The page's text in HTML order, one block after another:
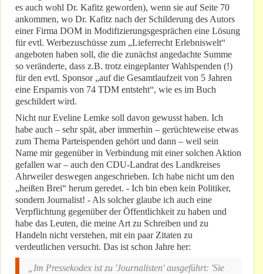
es auch wohl Dr. Kafitz geworden), wenn sie auf Seite 70
ankommen, wo Dr. Kafitz nach der Schilderung des Autors
einer Firma DOM in Modifizierungsgesprächen eine Lösung
für evtl. Werbezuschüsse zum „Lieferrecht Erlebniswelt“
angeboten haben soll, die die zunächst angedachte Summe
so veränderte, dass z.B. trotz eingeplanter Wahlspenden (!)
für den evtl. Sponsor „auf die Gesamtlaufzeit von 5 Jahren
eine Ersparnis von 74 TDM entsteht“, wie es im Buch
geschildert wird.
Nicht nur Eveline Lemke soll davon gewusst haben. Ich
habe auch – sehr spät, aber immerhin – gerüchteweise etwas
zum Thema Parteispenden gehört und dann – weil sein
Name mir gegenüber in Verbindung mit einer solchen Aktion
gefallen war – auch den CDU-Landrat des Landkreises
Ahrweiler deswegen angeschrieben. Ich habe nicht um den
„heißen Brei“ herum geredet. - Ich bin eben kein Politiker,
sondern Journalist! - Als solcher glaube ich auch eine
Verpflichtung gegenüber der Öffentlichkeit zu haben und
habe das Leuten, die meine Art zu Schreiben und zu
Handeln nicht verstehen, mit ein paar Zitaten zu
verdeutlichen versucht. Das ist schon Jahre her:
„Im Pressekodex ist zu 'Journalisten' ausgeführt: 'Sie